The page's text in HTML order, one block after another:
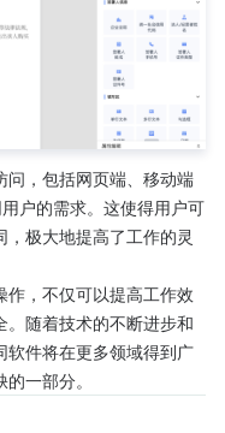
问，包括网页端、移动端
户的需求。这使得用户可
极大地提高了工作的灵
，不仅可以提高工作效
随着技术的不断进步和
软件将在更多领域得到广
一部分。